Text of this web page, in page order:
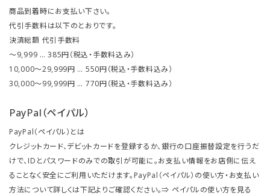
商品到着時にお支払い下さい。
代引手数料は以下のとおりです。
決済総額 代引手数料
～9,999 … 385円（税込・手数料込み）
10,000～29,999円 … 550円（税込・手数料込み）
30,000～99,999円 … 770円（税込・手数料込み）
PayPal（ペイパル）
PayPal（ペイパル）とは
クレジットカード、デビットカードを登録するか、銀行の口座振替設定を行うだ
けで、IDとパスワードのみでの取引が可能に。お支払い情報をお店側に伝え
ることなく安全にご利用いただけます。PayPal（ペイパル）の使い方・お支払い
方法について詳しくは下記よりご確認ください。⇒ ペイパルの使い方を見る